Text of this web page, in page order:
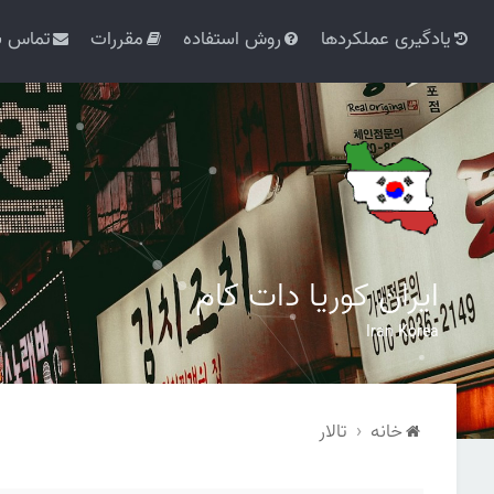
یادگیری عملکردها روش استفاده مقررات تماس
ایران کوریا دات کام
Iran Korea
خانه تالار